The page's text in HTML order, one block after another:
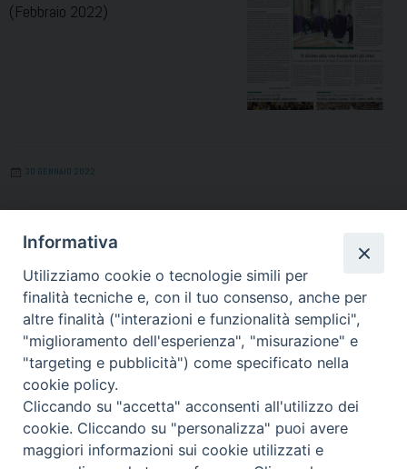
(Febbraio 2022)
30 GENNAIO 2022
2022
« Pagina precedente Pagina successiva »
Informativa
Utilizziamo cookie o tecnologie simili per
finalità tecniche e, con il tuo consenso, anche per
altre finalità ("interazioni e funzionalità semplici",
"miglioramento dell'esperienza", "misurazione" e
"targeting e pubblicità") come specificato nella
cookie policy.
Cliccando su "accetta" acconsenti all'utilizzo dei
cookie. Cliccando su "personalizza" puoi avere
maggiori informazioni sui cookie utilizzati e